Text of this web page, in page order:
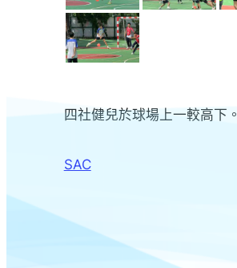
四社健兒於球場上一較高下。
SAC